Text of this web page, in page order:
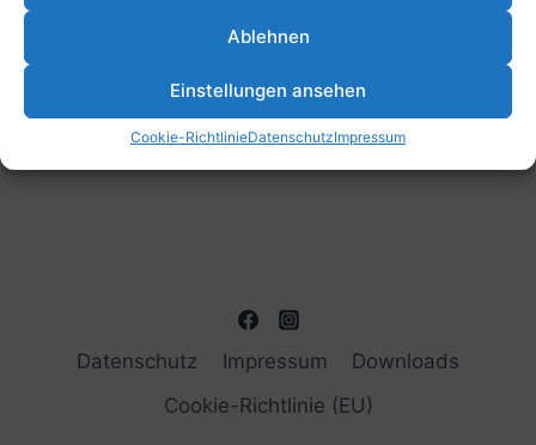
Ablehnen
Einstellungen ansehen
Cookie-RichtlinieDatenschutzImpressum
Datenschutz Impressum
Downloads
Cookie-Richtlinie (EU)